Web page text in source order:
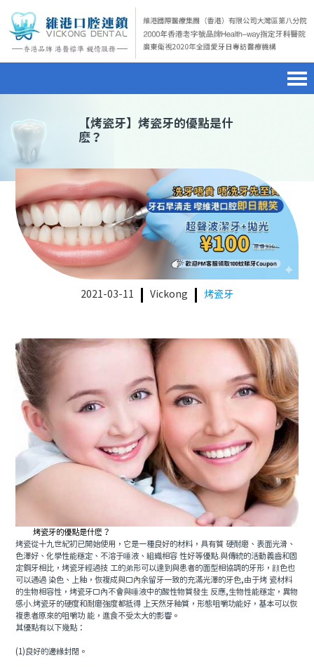
醫院簡介 hospital introduction
醫生介紹doctor introduction
醫療新聞 medical news
種植牙dental implant
orthodontics
預約牙醫contact us
微信預約
WhatsApp預約
【烤瓷牙】烤瓷牙的優點是什
麽？
2021-03-11 Vickong 烤瓷牙
烤瓷牙的優點是什麽？
烤瓷從十九世紀初已開始使用，它是一種良好的材料，具有質 硬耐磨、表面光滑、
色澤好、化學性能穩定、不溶于唾液、組織相容 性好等優點.與傳統的活動義齒和固
定鋼牙相比，烤瓷牙經過技 工的弟形可以達到與患者的面型相協調的牙形，顔色也
可以通過 染色、上釉，恢複成與口內余留牙一致的充滿光澤的牙色,由于烤 瓷材料
的生物相容性，烤瓷牙口內不會與唾液中的酸性物質發生 反應,生物性能穩定，異物
感小.烤瓷牙的硬度和耐磨強度都抵得 上天然牙釉質，形態咀嚼功能好，基本可以恢
複患者原來的咀嚼功 能，進食不受太大的影響。
其優點有以下幾點：
(1)良好的邊緣封閉。